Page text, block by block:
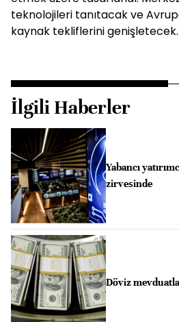
teknolojileri tanıtacak ve
kaynak tekliflerini genişletecek.
İlgili Haberler
Yabancı
zirvesinde
Döviz